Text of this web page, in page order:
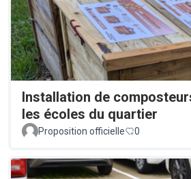
Installation de
les écoles du quartier
Proposition officielle 0